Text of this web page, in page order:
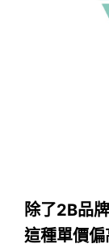
除了2B品
這種單價